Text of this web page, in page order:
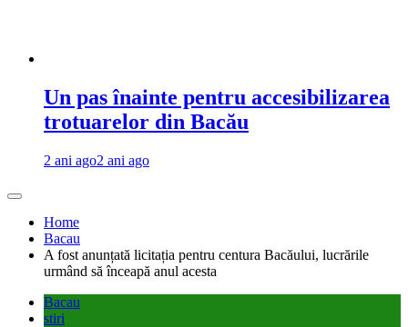
Un pas înainte pentru accesibilizarea
trotuarelor din Bacău
2 ani ago2 ani ago
Home
Bacau
A fost anunțată licitația pentru centura Bacăului, lucrările
urmând să înceapă anul acesta
Bacau
stiri